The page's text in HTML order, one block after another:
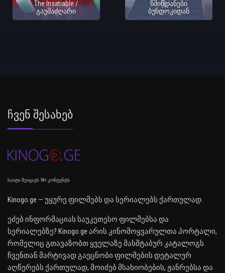
The Insatiable /
გაუმაძღარი
წმინდანები
ბუნდოკიდან
Ჩვენ Შესახებ
საიტი შეიცავს 18+ კონტენტს
Kinogo.ge — უყურე ფილმებს და სერიალებს ქართულად.
ეძებ ინფორმაციას საუკეთესო ფილმებსა და
სერიალებზე? Kinogo.ge არის კინომოყვარულთა პორტალი,
რომელიც გთავაზობთ ყველაზე მასშტაბურ კატალოგს.
ჩვენთან მარტივად გაეცნობი ფილმების დეტალურ
აღწერებს ქართულად, მოიძებ მსახიობების, ჟანრებსა და